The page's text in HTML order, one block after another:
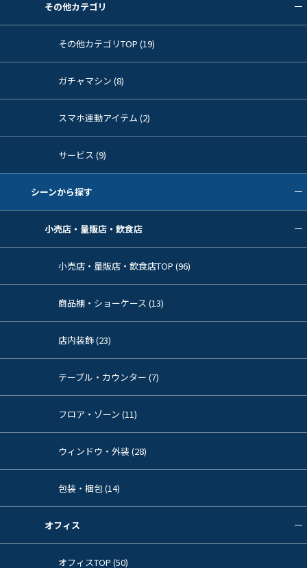
その他カテゴリ
その他カテゴリTOP (19)
ガチャマシン (8)
スマホ連動アイテム (2)
サービス (9)
シーンから探す
小売店・量販店・飲食店
小売店・量販店・飲食店TOP (96)
商品棚・ショーケース (13)
店内装飾 (23)
テーブル・カウンター (7)
フロア・ゾーン (11)
ウィンドウ・外装 (28)
包装・梱包 (14)
オフィス
オフィスTOP (50)